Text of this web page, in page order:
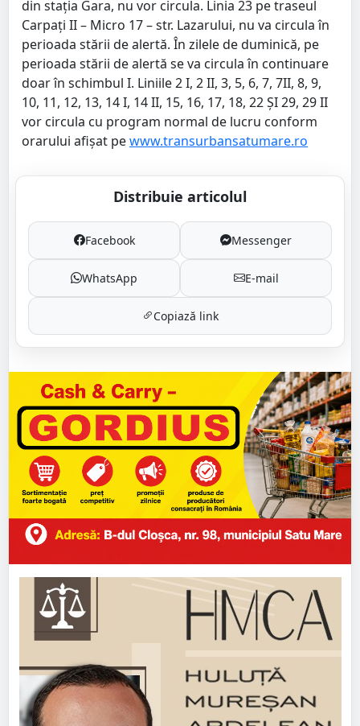
din stația Gara, nu vor circula. Linia 23 pe traseul
Carpați II – Micro 17 – str. Lazarului, nu va circula în
perioada stării de alertă. În zilele de duminică, pe
perioada stării de alertă se va circula în continuare
doar în schimbul I. Liniile 2 I, 2 II, 3, 5, 6, 7, 7II, 8, 9,
10, 11, 12, 13, 14 I, 14 II, 15, 16, 17, 18, 22 ȘI 29, 29 II
vor circula cu program normal de lucru conform
orarului afișat pewww.transurbansatumare.ro
Distribuie articolul
Facebook Messenger
WhatsApp E-mail
Copiază link